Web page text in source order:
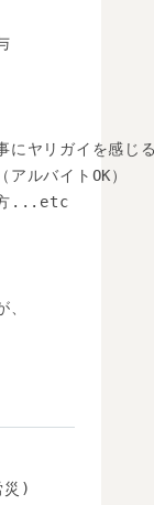
にヤリガイを感じ
ルバイトOK）
方...etc
災)